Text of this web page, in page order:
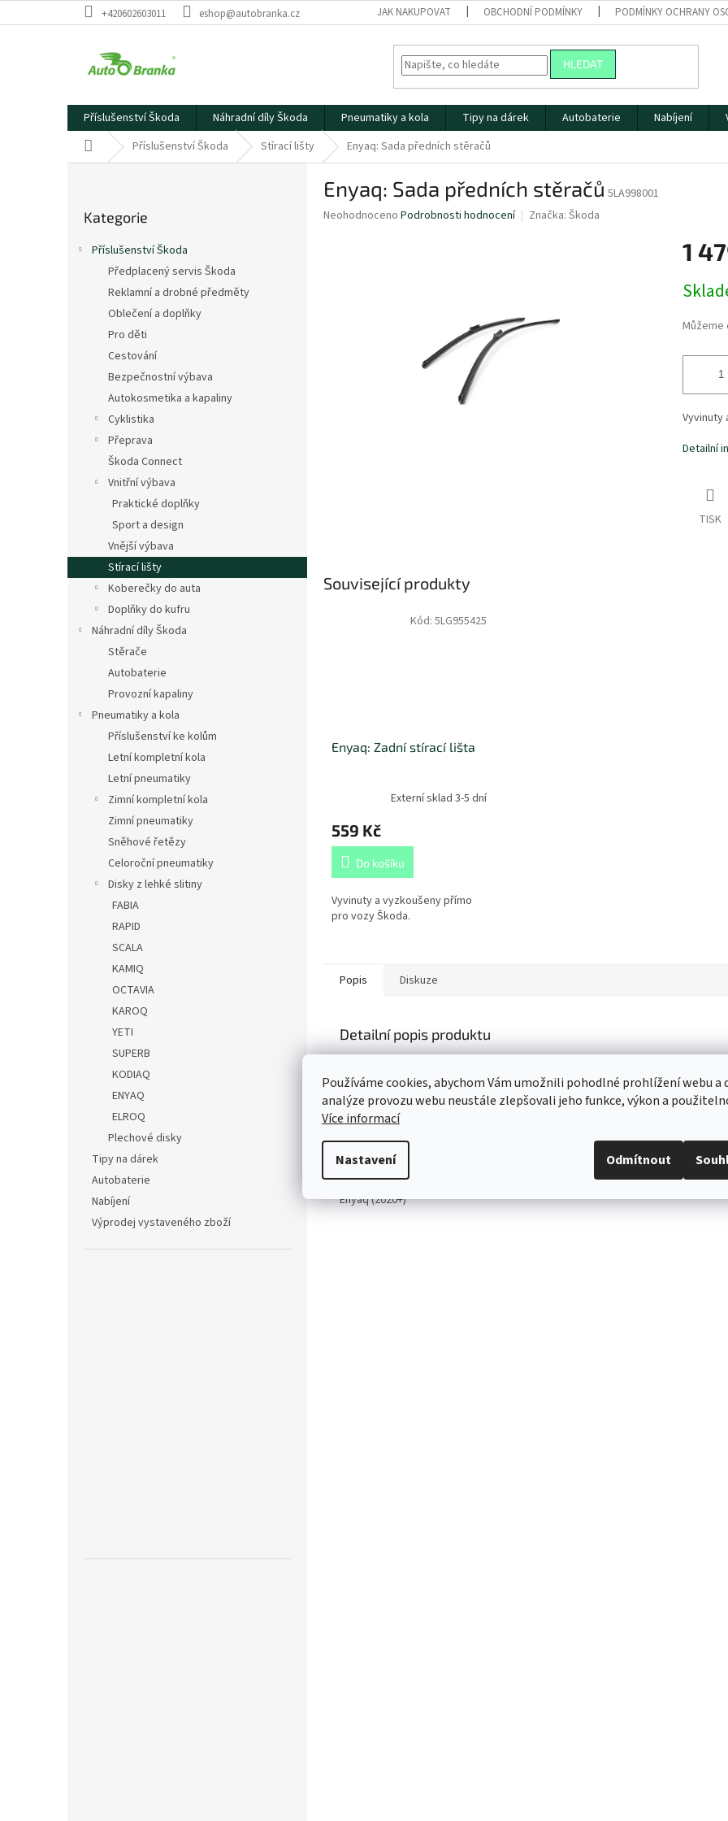
Používáme cookies, abychom Vám umožnili pohodlné prohlížení webu a
analýze provozu webu neustále zlepšovali jeho funkce, výkon a
Více informací
Nastavení Odmítnout
na
+420602603011 eshop@autobranka.cz JAK NAKUPOVAT OBCHODNÍ PODMÍNKY PODMÍNKY OCHRANY
HLEDAT
Příslušenství Škoda Náhradní díly Škoda Pneumatiky a kola Tipy na dárek Autobaterie Nabíjení
Domů Příslušenství Škoda Stírací lišty Enyaq: Sada předních stěračů
kategorie
Kategorie
Příslušenství Škoda
Předplacený servis Škoda
Reklamní a drobné předměty
Oblečení a doplňky
Pro děti
Cestování
Bezpečnostní výbava
Autokosmetika a kapaliny
Cyklistika
Přeprava
Škoda Connect
Vnitřní výbava
Praktické doplňky
Sport a design
Vnější výbava
Stírací lišty
Koberečky do auta
Doplňky do kufru
Náhradní díly Škoda
Stěrače
Autobaterie
Provozní kapaliny
Pneumatiky a kola
Příslušenství ke kolům
Letní kompletní kola
Letní pneumatiky
Zimní kompletní kola
Zimní pneumatiky
Sněhové řetězy
Celoroční pneumatiky
Disky z lehké slitiny
FABIA
RAPID
SCALA
KAMIQ
OCTAVIA
KAROQ
YETI
SUPERB
KODIAQ
ENYAQ
ELROQ
Plechové disky
Tipy na dárek
Autobaterie
Nabíjení
Výprodej vystaveného zboží
Enyaq: Sada předních stěračů 5LA998001
Průměrné
Neohodnoceno Podrobnosti hodnocení Značka: Škoda
1
cena:
Můžeme
Vyvinuty
Detailní
TISK
Související produkty
Enyaq: Zadní stírací lišta
Externí sklad 3-5 dní
559 Kč
Do košíku
Vyvinuty a vyzkoušeny přímo
pro vozy Škoda.
Kód: 5LG955425
Popis Diskuze
Detailní popis produktu
Kód produktu
5LA998001
Fotografie je pouze ilustrativní
Ano
URČENO PRO:
Enyaq (2020+)